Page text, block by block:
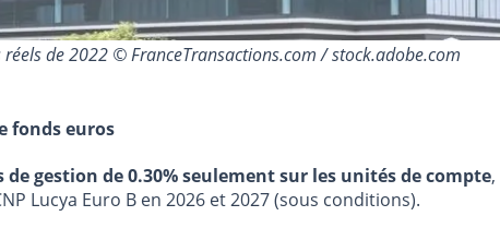
de 2022 © FranceTransactions.com / stock.adobe.com
fonds euros
de gestion de 0.30% seulement sur les unités de compte,
Lucya Euro B en 2026 et 2027 (sous conditions).